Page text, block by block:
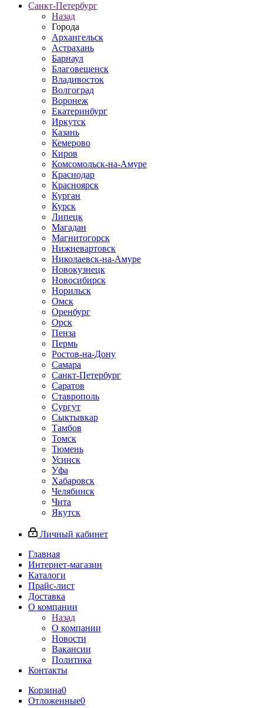
Санкт-Петербург
Назад
Города
Архангельск
Астрахань
Барнаул
Благовещенск
Владивосток
Волгоград
Воронеж
Екатеринбург
Иркутск
Казань
Кемерово
Киров
Комсомольск-на-Амуре
Краснодар
Красноярск
Курган
Курск
Липецк
Магадан
Магнитогорск
Нижневартовск
Николаевск-на-Амуре
Новокузнецк
Новосибирск
Норильск
Омск
Оренбург
Орск
Пенза
Пермь
Ростов-на-Дону
Самара
Санкт-Петербург
Саратов
Ставрополь
Сургут
Сыктывкар
Тамбов
Томск
Тюмень
Усинск
Уфа
Хабаровск
Челябинск
Чита
Якутск
Личный кабинет
Главная
Интернет-магазин
Каталоги
Прайс-лист
Доставка
О компании
Назад
О компании
Новости
Вакансии
Политика
Контакты
Корзина0
Отложенные0